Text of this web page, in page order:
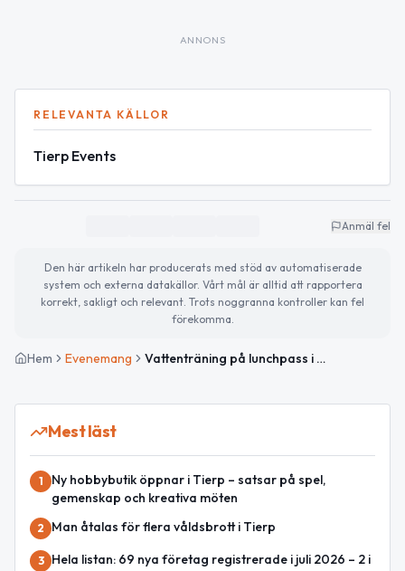
ANNONS
RELEVANTA KÄLLOR
Tierp Events
Anmäl fel
Den här artikeln har producerats med stöd av automatiserade
system och externa datakällor. Vårt mål är alltid att rapportera
korrekt, sakligt och relevant. Trots noggranna kontroller kan fel
förekomma.
Hem Evenemang Vattenträning på lunchpass i Aspenbadet
Mest läst
1
Ny hobbybutik öppnar i Tierp – satsar på spel,
gemenskap och kreativa möten
2 Man åtalas för flera våldsbrott i Tierp
3
Hela listan: 69 nya företag registrerade i juli 2026 – 2 i